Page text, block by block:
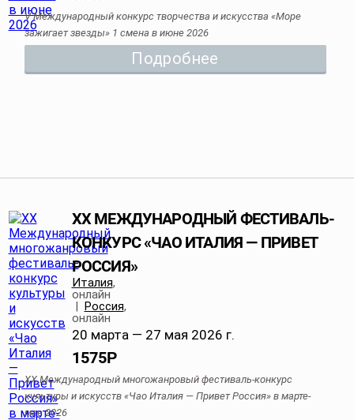
V Международный конкурс творчества и искусства «Море
зажигает звезды» 1 смена в июне 2026
Подробнее
XX МЕЖДУНАРОДНЫЙ ФЕСТИВАЛЬ-
КОНКУРС «ЧАО ИТАЛИЯ — ПРИВЕТ
РОССИЯ»
Италия,
онлайн
| Россия,
онлайн
20 марта — 27 мая 2026 г.
1575Р
XX Международный многожанровый фестиваль-конкурс
культуры и искусств «Чао Италия — Привет Россия» в марте-
мае 2026